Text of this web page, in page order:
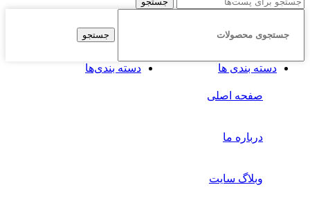
جستجو
دسته بندی ها دسته بندی‌ها
صفحه اصلی
درباره ما
وبلاگ سایت